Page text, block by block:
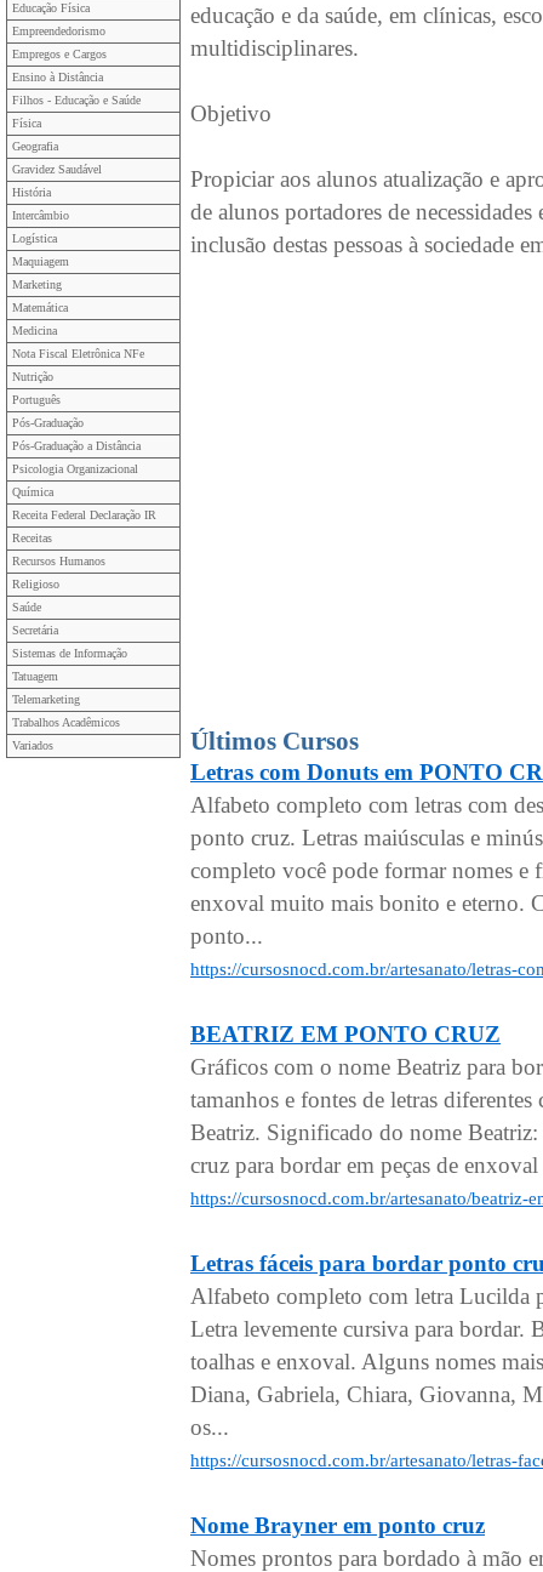
Educação Física
Empreendedorismo
Empregos e Cargos
Ensino à Distância
Filhos - Educação e Saúde
Física
Geografia
Gravidez Saudável
História
Intercâmbio
Logística
Maquiagem
Marketing
Matemática
Medicina
Nota Fiscal Eletrônica NFe
Nutrição
Português
Pós-Graduação
Pós-Graduação a Distância
Psicologia Organizacional
Química
Receita Federal Declaração IR
Receitas
Recursos Humanos
Religioso
Saúde
Secretária
Sistemas de Informação
Tatuagem
Telemarketing
Trabalhos Acadêmicos
Variados
educação e da saúde, em clínicas,
multidisciplinares.
Objetivo
Propiciar aos alunos atualização e
de alunos portadores de
inclusão destas pessoas à sociedade
Últimos Cursos
Letras com Donuts em PONTO
Alfabeto completo com letras com
ponto cruz. Letras maiúsculas e
completo você pode formar nomes e
enxoval muito mais bonito e eterno.
ponto...
https://cursosnocd.com.br/artesanato/letras-
BEATRIZ EM PONTO CRUZ
Gráficos com o nome Beatriz para
tamanhos e fontes de letras
Beatriz. Significado do nome
cruz para bordar em peças de
https://cursosnocd.com.br/artesanato/beatriz-
Letras fáceis para bordar ponto
Alfabeto completo com letra Lucilda
Letra levemente cursiva para bordar.
toalhas e enxoval. Alguns nomes
Diana, Gabriela, Chiara, Giovanna,
os...
https://cursosnocd.com.br/artesanato/letras-
Nome Brayner em ponto cruz
Nomes prontos para bordado à mão